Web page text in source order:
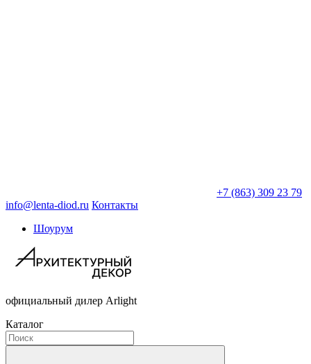
+7 (863) 309 23 79
info@lenta-diod.ru Контакты
Шоурум
официальный дилер Arlight
Каталог